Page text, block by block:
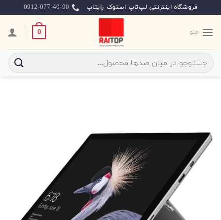
to
content
فروشگاه اینترنتی لپ‌تاپ استوک رایتاپ 0912-077-40-90
منو 0
جستجو
برای: